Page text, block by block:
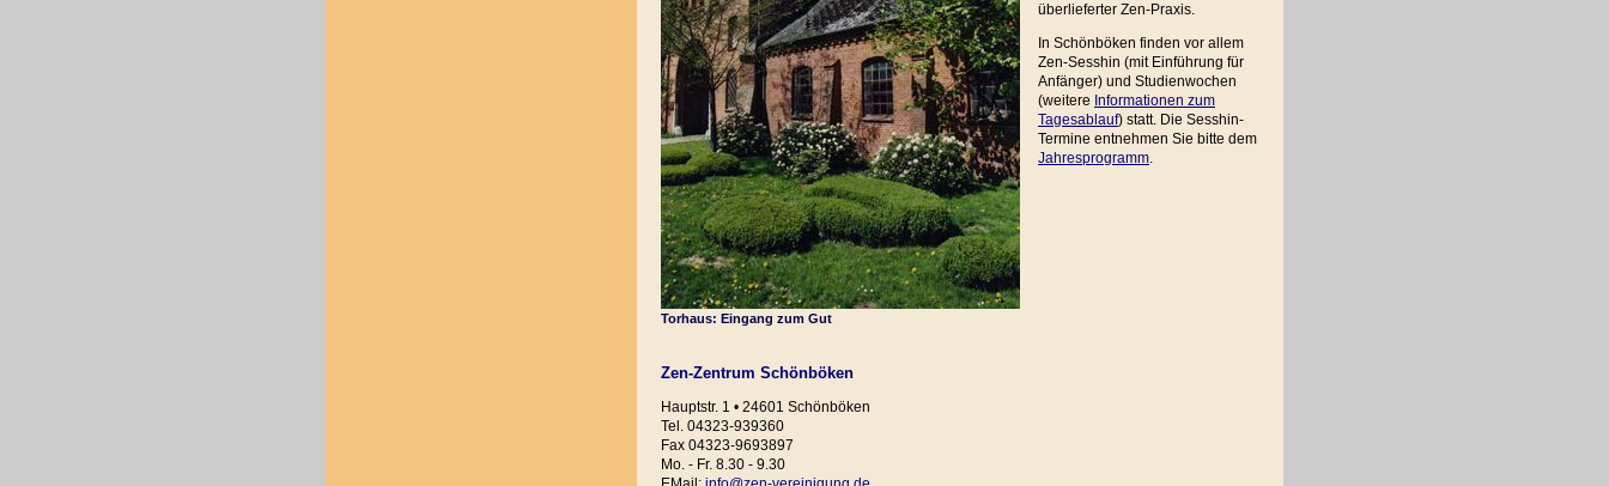
Torhaus: Eingang zum Gut
überlieferter Zen-Praxis.
In Schönböken finden vor allem
Zen-Sesshin (mit Einführung für
Anfänger) und Studienwochen
(weitere Informationen zum
Tagesablauf) statt. Die Sesshin-
Termine entnehmen Sie bitte dem
Jahresprogramm.
Zen-Zentrum Schönböken
Hauptstr. 1 • 24601 Schönböken
Tel. 04323-939360
Fax 04323-9693897
Mo. - Fr. 8.30 - 9.30